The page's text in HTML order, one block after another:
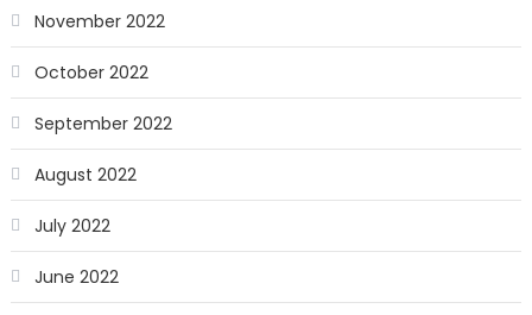
November 2022
October 2022
September 2022
August 2022
July 2022
June 2022